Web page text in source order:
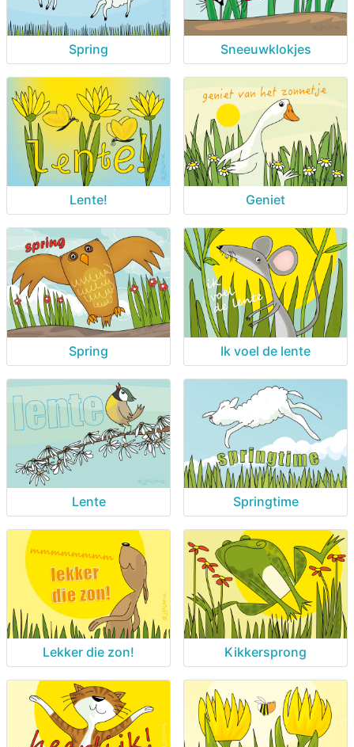
Spring Sneeuwklokjes
Lente! Geniet
Spring Ik voel de lente
Lente Springtime
Lekker die zon! Kikkersprong